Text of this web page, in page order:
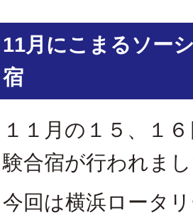
11月にこまるソー
宿
１１月の１５、１
験合宿が行われま
今回は横浜ロータ